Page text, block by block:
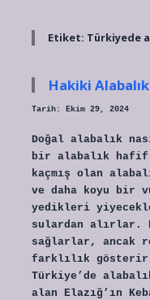
Etiket: Türkiyede
Hakiki
Tarih: Ekim 29, 2024
Doğal alabalık
bir alabalık hafif
kaçmış olan
ve daha koyu bir
yedikleri
sulardan alırlar.
sağlarlar, ancak
farklılık gösterir.
Türkiye’de
alan Elazığ’ın